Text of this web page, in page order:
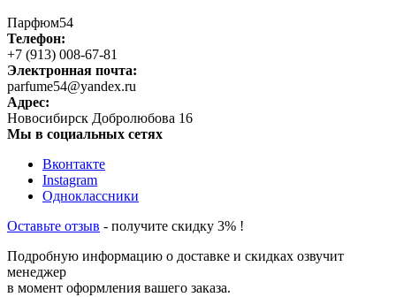
Парфюм54
Телефон:
+7 (913) 008-67-81
Электронная почта:
parfume54@yandex.ru
Адрес:
Новосибирск Добролюбова 16
Мы в социальных сетях
Вконтакте
Instagram
Одноклассники
Оставьте отзыв - получите скидку 3% !
Подробную информацию о доставке и скидках озвучит
менеджер
в момент оформления вашего заказа.